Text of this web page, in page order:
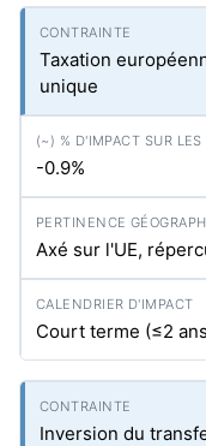
Taxation
unique
-0.9%
Axé sur l'UE,
Court terme (≤2
Inversion du